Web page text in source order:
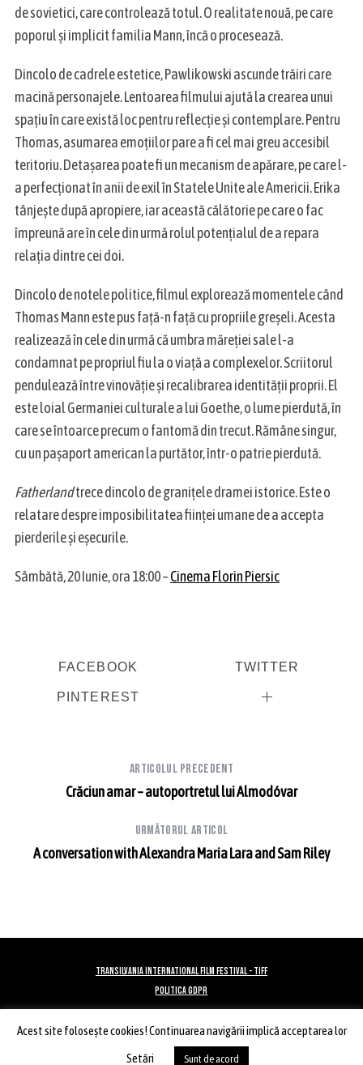
de sovietici, care controlează totul. O realitate nouă, pe care
poporul și implicit familia Mann, încă o procesează.
Dincolo de cadrele estetice, Pawlikowski ascunde trăiri care
macină personajele. Lentoarea filmului ajută la crearea unui
spațiu în care există loc pentru reflecție și contemplare. Pentru
Thomas, asumarea emoțiilor pare a fi cel mai greu accesibil
teritoriu. Detașarea poate fi un mecanism de apărare, pe care l-
a perfecționat în anii de exil în Statele Unite ale Americii. Erika
tânjește după apropiere, iar această călătorie pe care o fac
împreună are în cele din urmă rolul potenţialul de a repara
relația dintre cei doi.
Dincolo de notele politice, filmul explorează momentele când
Thomas Mann este pus față-n față cu propriile greșeli. Acesta
realizează în cele din urmă că umbra măreției sale l-a
condamnat pe propriul fiu la o viață a complexelor. Scriitorul
pendulează între vinovăție și recalibrarea identității proprii. El
este loial Germaniei culturale a lui Goethe, o lume pierdută, în
care se întoarce precum o fantomă din trecut. Rămâne singur,
cu un pașaport american la purtător, într-o patrie pierdută.
Fatherlandtrece dincolo de granițele dramei istorice. Este o
relatare despre imposibilitatea ființei umane de a accepta
pierderile și eșecurile.
Sâmbătă, 20 Iunie, ora 18:00 –Cinema Florin Piersic
FACEBOOK TWITTER
PINTEREST
Articolul precedent
Crăciun amar – autoportretul lui Almodóvar
Următorul articol
A conversation with Alexandra Maria Lara and Sam Riley
TRANSILVANIA INTERNATIONAL FILM FESTIVAL - TIFF
POLITICA GDPR
Acest site foloseşte cookies! Continuarea navigării implică acceptarea lor
Setări
Sunt de acord